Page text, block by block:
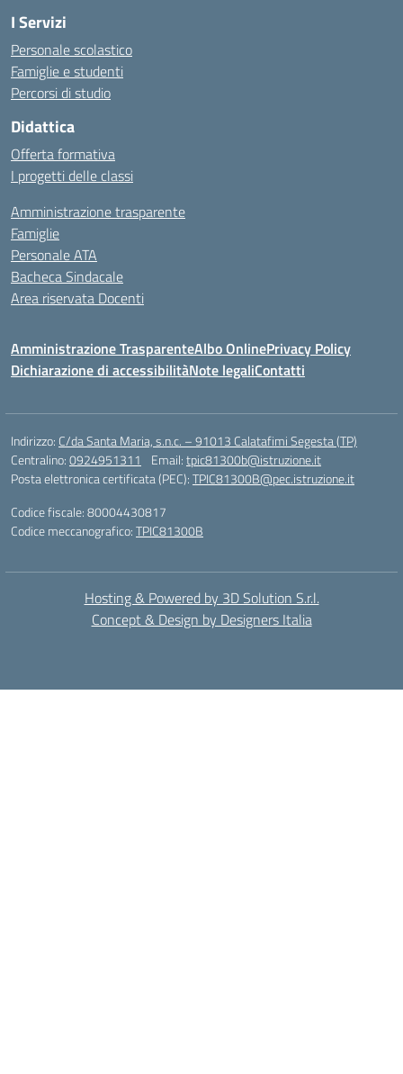
I Servizi
Personale scolastico
Famiglie e studenti
Percorsi di studio
Didattica
Offerta formativa
I progetti delle classi
Amministrazione trasparente
Famiglie
Personale ATA
Bacheca Sindacale
Area riservata Docenti
Amministrazione TrasparenteAlbo OnlinePrivacy Policy
Dichiarazione di accessibilitàNote legaliContatti
Indirizzo: C/da Santa Maria, s.n.c. – 91013 Calatafimi Segesta (TP)
Centralino:0924951311 Email:tpic81300b@istruzione.it
Posta elettronica certificata (PEC):TPIC81300B@pec.istruzione.it
Codice fiscale: 80004430817
Codice meccanografico:TPIC81300B
Hosting & Powered by 3D Solution S.r.l.
Concept & Design by Designers Italia